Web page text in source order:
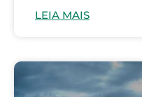
LEIA MAIS